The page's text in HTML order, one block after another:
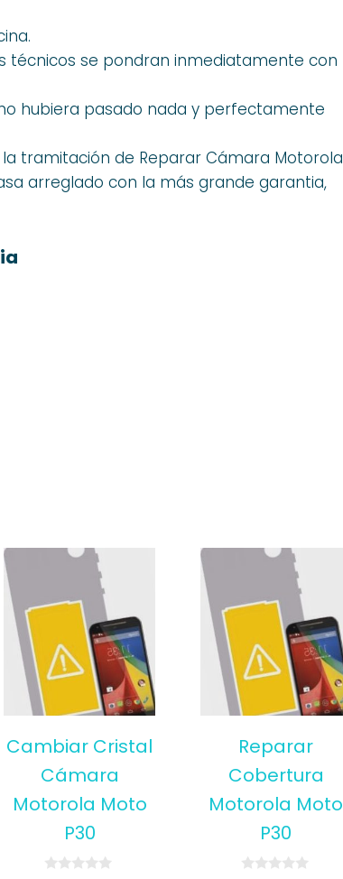
técnicos se pondran inmediatamente con
hubiera pasado nada y perfectamente
tramitación de Reparar Cámara Motorola
arreglado con la más grande garantia,
Cambiar Cristal
Cámara
Motorola Moto
P30
Reparar
Cobertura
Motorola Moto
P30